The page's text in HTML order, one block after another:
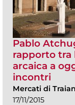
Pablo
rapporto tra
arcaica a
incontri
Mercati di
17/11/2015